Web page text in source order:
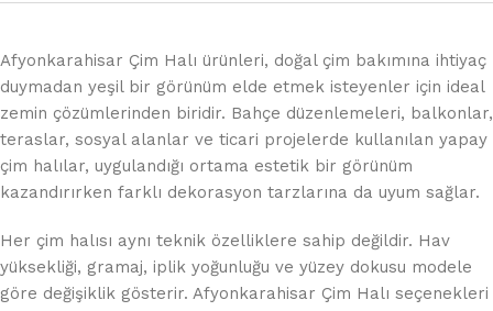
Afyonkarahisar Çim Halı ürünleri, doğal çim bakımına ihtiyaç
duymadan yeşil bir görünüm elde etmek isteyenler için ideal
zemin çözümlerinden biridir. Bahçe düzenlemeleri, balkonlar,
teraslar, sosyal alanlar ve ticari projelerde kullanılan yapay
çim halılar, uygulandığı ortama estetik bir görünüm
kazandırırken farklı dekorasyon tarzlarına da uyum sağlar.
Her çim halısı aynı teknik özelliklere sahip değildir. Hav
yüksekliği, gramaj, iplik yoğunluğu ve yüzey dokusu modele
göre değişiklik gösterir. Afyonkarahisar Çim Halı seçenekleri